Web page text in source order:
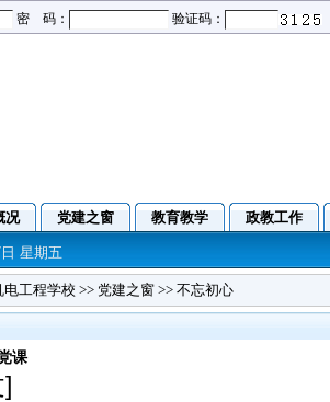
密 码： 验证码：
况 党建之窗 教育教学 政教工作
星期五
电工程学校 >> 党建之窗 >> 不忘初心
课
]